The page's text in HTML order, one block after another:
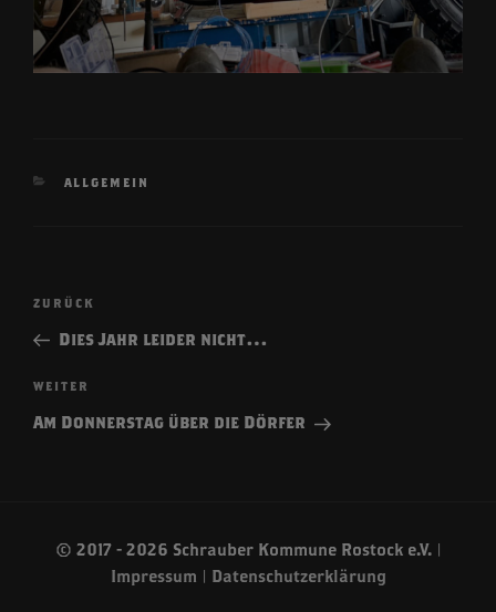
KATEGORIEN
ALLGEMEIN
Beitragsnavigation
Vorheriger
Beitrag
ZURÜCK
Dies Jahr leider nicht…
Nächster
Beitrag
WEITER
Am Donnerstag über die Dörfer
© 2017 - 2026 Schrauber Kommune Rostock e.V. |
Impressum | Datenschutzerklärung